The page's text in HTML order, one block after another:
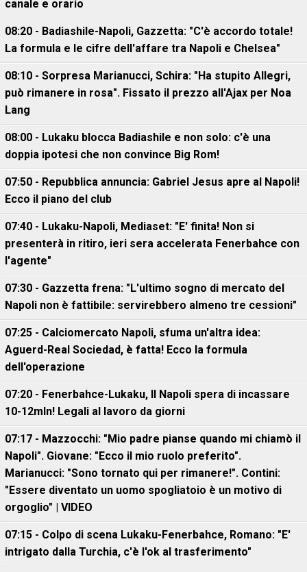
canale e orario
08:20 - Badiashile-Napoli, Gazzetta: "C'è accordo totale!
La formula e le cifre dell'affare tra Napoli e Chelsea"
08:10 - Sorpresa Marianucci, Schira: "Ha stupito Allegri,
può rimanere in rosa". Fissato il prezzo all'Ajax per Noa
Lang
08:00 - Lukaku blocca Badiashile e non solo: c'è una
doppia ipotesi che non convince Big Rom!
07:50 - Repubblica annuncia: Gabriel Jesus apre al Napoli!
Ecco il piano del club
07:40 - Lukaku-Napoli, Mediaset: "E' finita! Non si
presenterà in ritiro, ieri sera accelerata Fenerbahce con
l'agente"
07:30 - Gazzetta frena: "L'ultimo sogno di mercato del
Napoli non è fattibile: servirebbero almeno tre cessioni"
07:25 - Calciomercato Napoli, sfuma un'altra idea:
Aguerd-Real Sociedad, è fatta! Ecco la formula
dell'operazione
07:20 - Fenerbahce-Lukaku, ll Napoli spera di incassare
10-12mln! Legali al lavoro da giorni
07:17 - Mazzocchi: "Mio padre pianse quando mi chiamò il
Napoli". Giovane: "Ecco il mio ruolo preferito".
Marianucci: "Sono tornato qui per rimanere!". Contini:
"Essere diventato un uomo spogliatoio è un motivo di
orgoglio" | VIDEO
07:15 - Colpo di scena Lukaku-Fenerbahce, Romano: "E'
intrigato dalla Turchia, c'è l'ok al trasferimento"